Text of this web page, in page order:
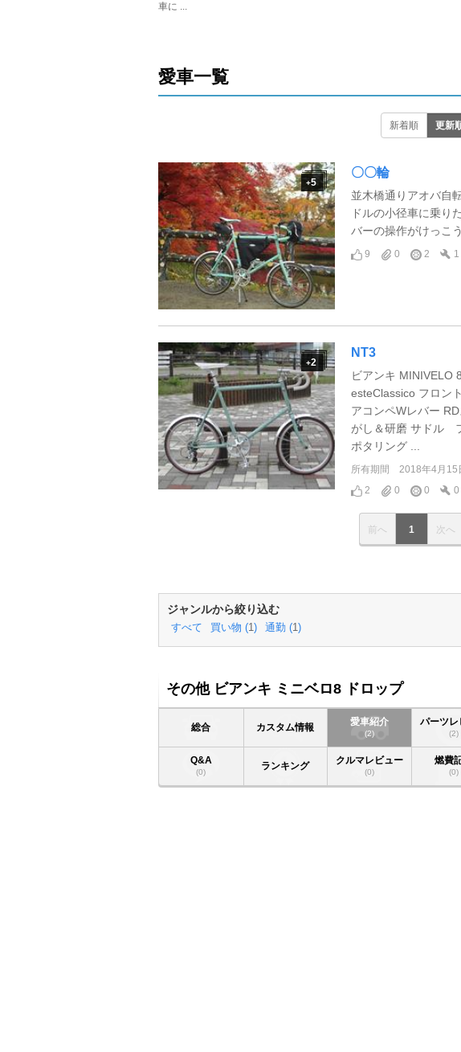
車に ...
愛車一覧
新着順 更新
+5
〇〇輪
並木橋通りアオバ自
ドルの小径車に乗り
バーの操作がけっこ
9 0 2 1
+2
NT3
ビアンキ
esteClassico フロン
アコンペWレバー
がし＆研磨 サドル
ポタリング ...
所有期間
2018年4月15
2
0 0 0
前へ 1 次へ
ジャンルから絞り込む
すべて 買い物 (1) 通勤 (1)
その他 ビアンキ ミニベロ8 ドロップ
総合 カスタム情報
愛車紹介
(2)
パーツレ
(2)
Q&A
(0) ランキング
クルマレビュー
(0)
燃費
(0)